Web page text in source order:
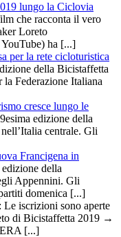
lungo la Ciclovia
che racconta il vero
Loreto
ha [...]
per la rete cicloturistica
della Bicistaffetta
la Federazione Italiana
cresce lungo le
edizione della
centrale. Gli
Francigena in
della
Appennini. Gli
domenica [...]
Le iscrizioni sono aperte
di Bicistaffetta 2019 →
[...]